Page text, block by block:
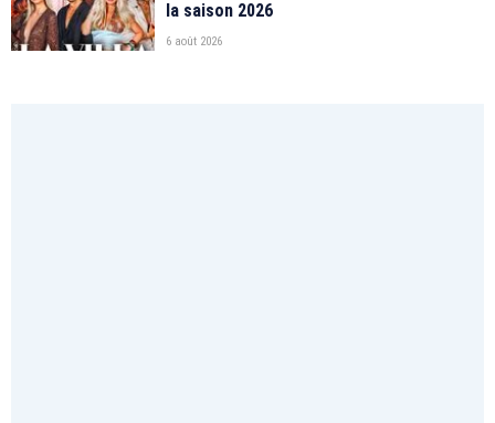
la saison 2026
6 août 2026